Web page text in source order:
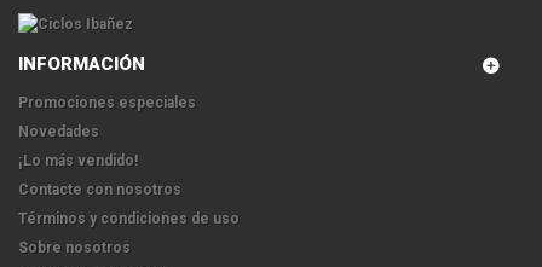
INFORMACIÓN
Promociones especiales
Novedades
¡Lo más vendido!
Contacte con nosotros
Términos y condiciones de uso
Sobre nosotros